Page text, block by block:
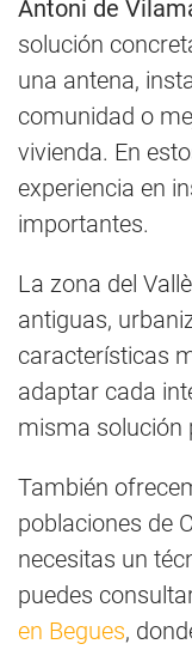
Antoni de
solución
una antena,
comunidad o
vivienda. En
experiencia en
importantes.
La zona del
antiguas,
características
adaptar cada
misma solución
También
poblaciones de
necesitas un
puedes
en Begues,